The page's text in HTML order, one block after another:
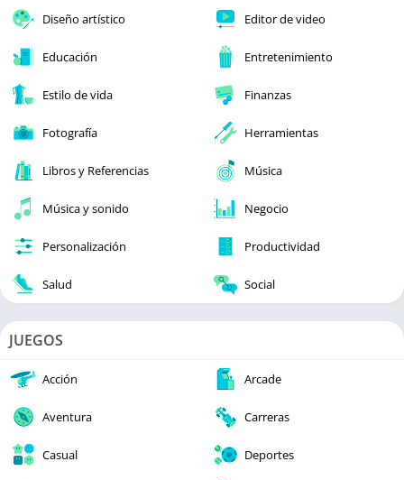
Diseño artístico Editor de video
Educación Entretenimiento
Estilo de vida Finanzas
Fotografía Herramientas
Libros y Referencias Música
Música y sonido Negocio
Personalización Productividad
Salud Social
JUEGOS
Acción Arcade
Aventura Carreras
Casual Deportes